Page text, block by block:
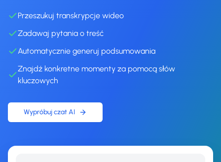
Przeszukuj transkrypcje wideo
Zadawaj pytania o treść
Automatycznie generuj podsumowania
Znajdź konkretne momenty za pomocą słów
kluczowych
Wypróbuj czat AI